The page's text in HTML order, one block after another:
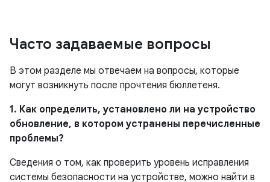
Часто задаваемые вопросы
В этом разделе мы отвечаем на вопросы, которые
могут возникнуть после прочтения бюллетеня.
1. Как определить, установлено ли на устройство
обновление, в котором устранены перечисленные
проблемы?
Сведения о том, как проверить уровень исправления
системы безопасности на устройстве, можно найти в